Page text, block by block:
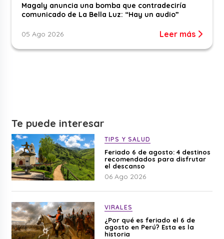
Magaly anuncia una bomba que contradeciría
comunicado de La Bella Luz: “Hay un audio”
05 Ago 2026 Leer más
Te puede interesar
TIPS Y SALUD
Feriado 6 de agosto: 4 destinos
recomendados para disfrutar
el descanso
06 Ago 2026
VIRALES
¿Por qué es feriado el 6 de
agosto en Perú? Esta es la
historia